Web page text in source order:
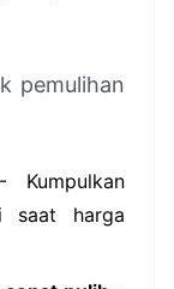
pemulihan
Kumpulkan
saat harga